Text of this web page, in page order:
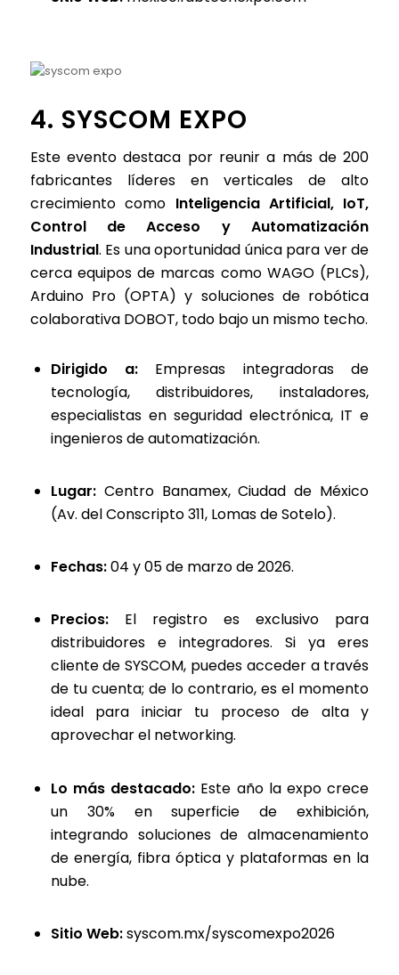
4. SYSCOM EXPO
Este evento destaca por reunir a más de 200
fabricantes líderes en verticales de alto
crecimiento como Inteligencia Artificial, IoT,
Control de Acceso y Automatización
Industrial. Es una oportunidad única para ver de
cerca equipos de marcas como WAGO (PLCs),
Arduino Pro (OPTA) y soluciones de robótica
colaborativa DOBOT, todo bajo un mismo techo.
Dirigido a: Empresas integradoras de
tecnología, distribuidores, instaladores,
especialistas en seguridad electrónica, IT e
ingenieros de automatización.
Lugar:Centro Banamex, Ciudad de México
(Av. del Conscripto 311, Lomas de Sotelo).
Fechas:04 y 05 de marzo de 2026.
Precios:El registro es exclusivo para
distribuidores e integradores. Si ya eres
cliente de SYSCOM, puedes acceder a través
de tu cuenta; de lo contrario, es el momento
ideal para iniciar tu proceso de alta y
aprovechar el networking.
Lo más destacado: Este año la expo crece
un 30% en superficie de exhibición,
integrando soluciones de almacenamiento
de energía, fibra óptica y plataformas en la
nube.
Sitio Web:syscom.mx/syscomexpo2026